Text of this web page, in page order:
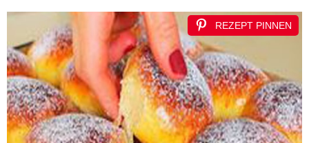
REZEPT PINNEN